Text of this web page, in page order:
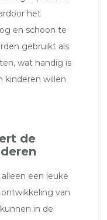
het
en schoon te
gebruikt als
wat handig is
kinderen willen
de
een leuke
van
in de